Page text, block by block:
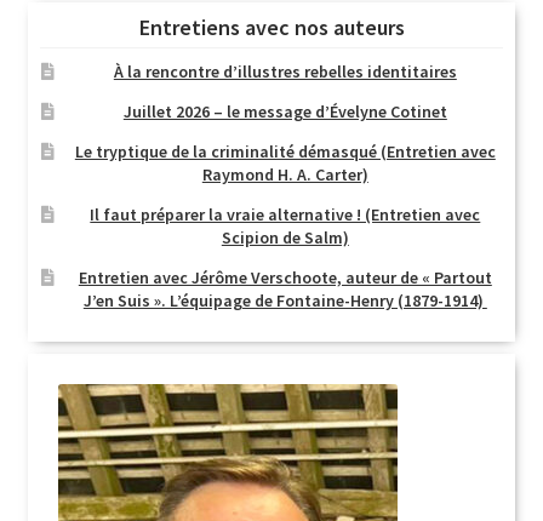
Entretiens avec nos auteurs
À la rencontre d’illustres rebelles identitaires
Juillet 2026 – le message d’Évelyne Cotinet
Le tryptique de la criminalité démasqué (Entretien avec
Raymond H. A. Carter)
Il faut préparer la vraie alternative ! (Entretien avec
Scipion de Salm)
Entretien avec Jérôme Verschoote, auteur de « Partout
J’en Suis ». L’équipage de Fontaine-Henry (1879-1914)